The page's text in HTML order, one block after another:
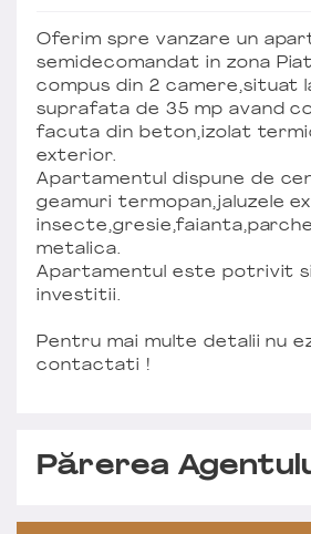
Oferim spre vanzare un
semidecomandat in zona
compus din 2 camere,situat
suprafata de 35 mp avand
facuta din beton,izolat
exterior.
Apartamentul dispune de
geamuri termopan,jaluzele
metalica.
Apartamentul este potrivit
investitii.
Pentru mai multe detalii nu
contactati !
Părerea